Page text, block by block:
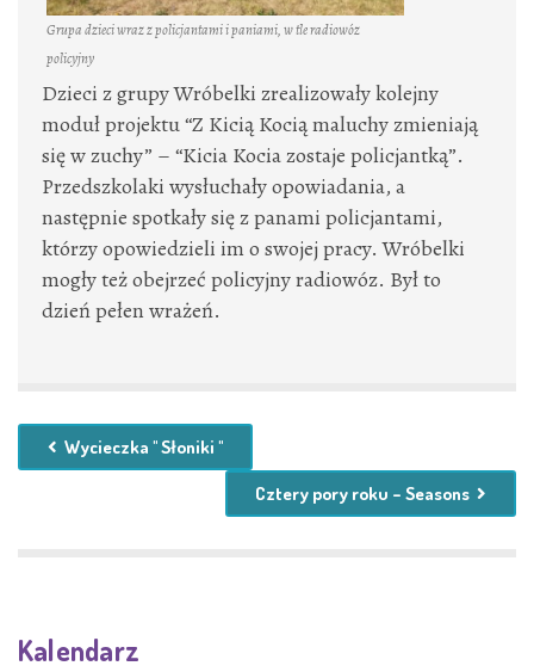
Grupa dzieci wraz z policjantami i paniami, w tle radiowóz
policyjny
Dzieci z grupy Wróbelki zrealizowały kolejny
moduł projektu “Z Kicią Kocią maluchy zmieniają
się w zuchy” – “Kicia Kocia zostaje policjantką”.
Przedszkolaki wysłuchały opowiadania, a
następnie spotkały się z panami policjantami,
którzy opowiedzieli im o swojej pracy. Wróbelki
mogły też obejrzeć policyjny radiowóz. Był to
dzień pełen wrażeń.
Wycieczka " Słoniki "
Cztery pory roku – Seasons
Kalendarz